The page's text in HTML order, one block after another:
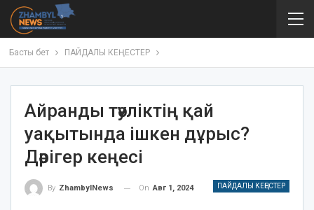
Басты бет ПАЙДАЛЫ КЕҢЕСТЕР
Айранды тәуліктің қай
уақытында ішкен дұрыс?
Дәрігер кеңесі
ПАЙДАЛЫ КЕҢЕСТЕР
By ZhambylNews On Авг 1, 2024